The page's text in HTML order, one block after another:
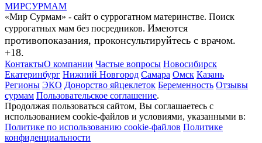
МИРСУРМАМ
«Мир Сурмам» - сайт о суррогатном материнстве. Поиск
суррогатных мам без посредников. Имеются
противопоказания, проконсультируйтесь с врачом.
+18.
КонтактыО компании Частые вопросы Новосибирск
Екатеринбург Нижний Новгород Самара Омск Казань
Регионы ЭКО Донорство яйцеклеток Беременность Отзывы
сурмам Пользовательское соглашение.
Продолжая пользоваться сайтом, Вы соглашаетесь с
использованием cookie-файлов и условиями, указанными в:
Политике по использованию cookie-файлов Политике
конфиденциальности